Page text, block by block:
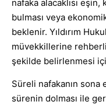
nafaka alacaklısı
bulması veya
beklenir. Yıldırım
müvekkillerine
şekilde belirlenmesi
Süreli nafakanın
sürenin dolması ile